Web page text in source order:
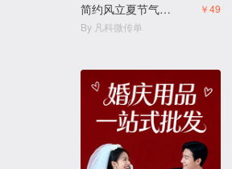
简约风立夏节气科普
￥49
By 凡科微传单